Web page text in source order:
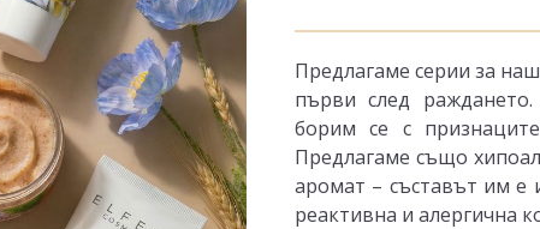
Предлагаме серии за
първи след
борим се с
Предлагаме също
аромат – съставът им е
реактивна и алергична